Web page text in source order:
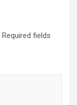
Required fields